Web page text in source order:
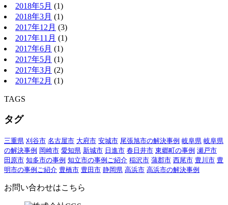
2018年5月 (1)
2018年3月 (1)
2017年12月 (3)
2017年11月 (1)
2017年6月 (1)
2017年5月 (1)
2017年3月 (2)
2017年2月 (1)
TAGS
タグ
三重県 刈谷市 名古屋市 大府市 安城市 尾張旭市の解決事例 岐阜県 岐阜県
の解決事例 岡崎市 愛知県 新城市 日進市 春日井市 東郷町の事例 瀬戸市
田原市 知多市の事例 知立市の事例ご紹介 稲沢市 蒲郡市 西尾市 豊川市 豊
明市の事例ご紹介 豊橋市 豊田市 静岡県 高浜市 高浜市の解決事例
お問い合わせはこちら